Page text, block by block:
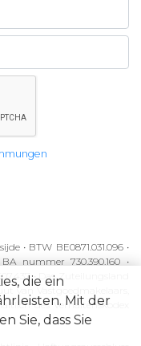
• BTW BE0871.031.096 •
nummer 730.390.160 •
• Das Zuteilungsland
van Vastgoedmakelaars,
des Verhaltenskodex
die ein
Mit der
Sie, dass Sie